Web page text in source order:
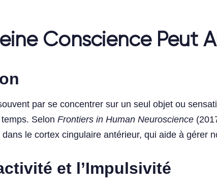
Conscience Peut
par se concentrer sur un seul objet ou
Selon Frontiers in Human Neuroscience
dans le cortex cingulaire antérieur, qui aide à gérer
et l’Impulsivité